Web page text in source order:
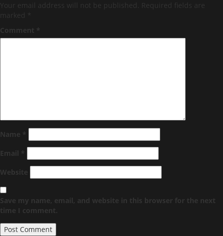
Your email address will not be published.
Required fields are
marked
Comment *
Name *
Email *
Website
Save my name, email, and website in this browser for the next
time I comment.